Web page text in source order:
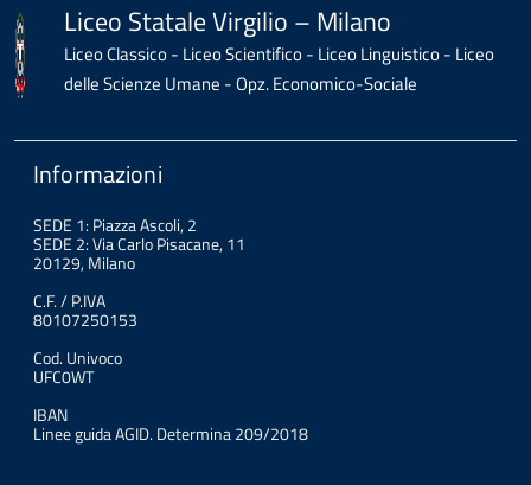
Liceo Statale Virgilio – Milano
Liceo Classico - Liceo Scientifico - Liceo Linguistico - Liceo
delle Scienze Umane - Opz. Economico-Sociale
Informazioni
SEDE 1: Piazza Ascoli, 2
SEDE 2: Via Carlo Pisacane, 11
20129, Milano
C.F. / P.IVA
80107250153
Cod. Univoco
UFC0WT
IBAN
Linee guida AGID. Determina 209/2018